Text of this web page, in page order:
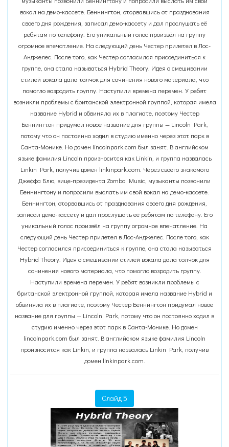
вокал на демо-кассете. Беннингтон, оторвавшись от празднования
своего дня рождения, записал демо-кассету и дал прослушать её
ребятам по телефону. Его уникальный голос произвёл на группу
огромное впечатление. На следующий день Честер прилетел в Лос-
Анджелес. После того, как Честер согласился присоединиться к
группе, она стала называться Hybrid Theory. Идея о смешивании
стилей вокала дала толчок для сочинения нового материала, что
помогло возродить группу. Наступили времена перемен. У ребят
возникли проблемы с британской электронной группой, которая имела
название Hybrid и обвиняла их в плагиате, поэтому Честер
Беннингтон придумал новое название для группы — Lincoln Park,
потому что он постоянно ходил в студию именно через этот парк в
Санта-Монике. Но домен lincolnpark.com был занят. В английском
языке фамилия Lincoln произносится как Linkin, и группа назвалась
Linkin Park, получив домен linkinpark.com. Через своего знакомого
Джеффа Блю, вице-президента Zomba Music, музыканты позвонили
Беннингтону и попросили выслать им свой вокал на демо-кассете.
Беннингтон, оторвавшись от празднования своего дня рождения,
записал демо-кассету и дал прослушать её ребятам по телефону. Его
уникальный голос произвёл на группу огромное впечатление. На
следующий день Честер прилетел в Лос-Анджелес. После того, как
Честер согласился присоединиться к группе, она стала называться
Hybrid Theory. Идея о смешивании стилей вокала дала толчок для
сочинения нового материала, что помогло возродить группу.
Наступили времена перемен. У ребят возникли проблемы с
британской электронной группой, которая имела название Hybrid и
обвиняла их в плагиате, поэтому Честер Беннингтон придумал новое
название для группы — Lincoln Park, потому что он постоянно ходил в
студию именно через этот парк в Санта-Монике. Но домен
lincolnpark.com был занят. В английском языке фамилия Lincoln
произносится как Linkin, и группа назвалась Linkin Park, получив
домен linkinpark.com.
Слайд 5